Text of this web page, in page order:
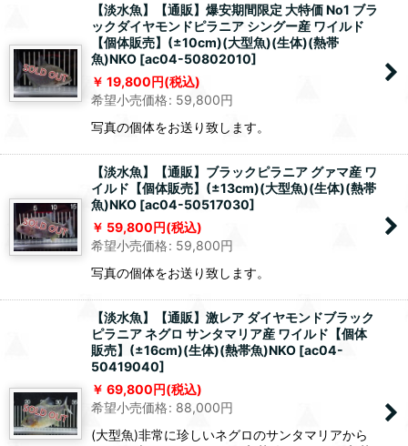
【淡水魚】【通販】爆安期間限定 大特価 No1 ブラ
ックダイヤモンドピラニア シングー産 ワイルド
【個体販売】(±10cm)(大型魚)(生体)(熱帯
魚)NKO [ac04-50802010]
19,800円(税込)
希望小売価格: 59,800円
写真の個体をお送り致します。
【淡水魚】【通販】ブラックピラニア グァマ産 ワ
イルド【個体販売】(±13cm)(大型魚)(生体)(熱帯
魚)NKO [ac04-50517030]
59,800円(税込)
希望小売価格: 59,800円
写真の個体をお送り致します。
【淡水魚】【通販】激レア ダイヤモンドブラック
ピラニア ネグロ サンタマリア産 ワイルド【個体
販売】(±16cm)(生体)(熱帯魚)NKO [ac04-
50419040]
69,800円(税込)
希望小売価格: 88,000円
(大型魚)非常に珍しいネグロのサンタマリアから